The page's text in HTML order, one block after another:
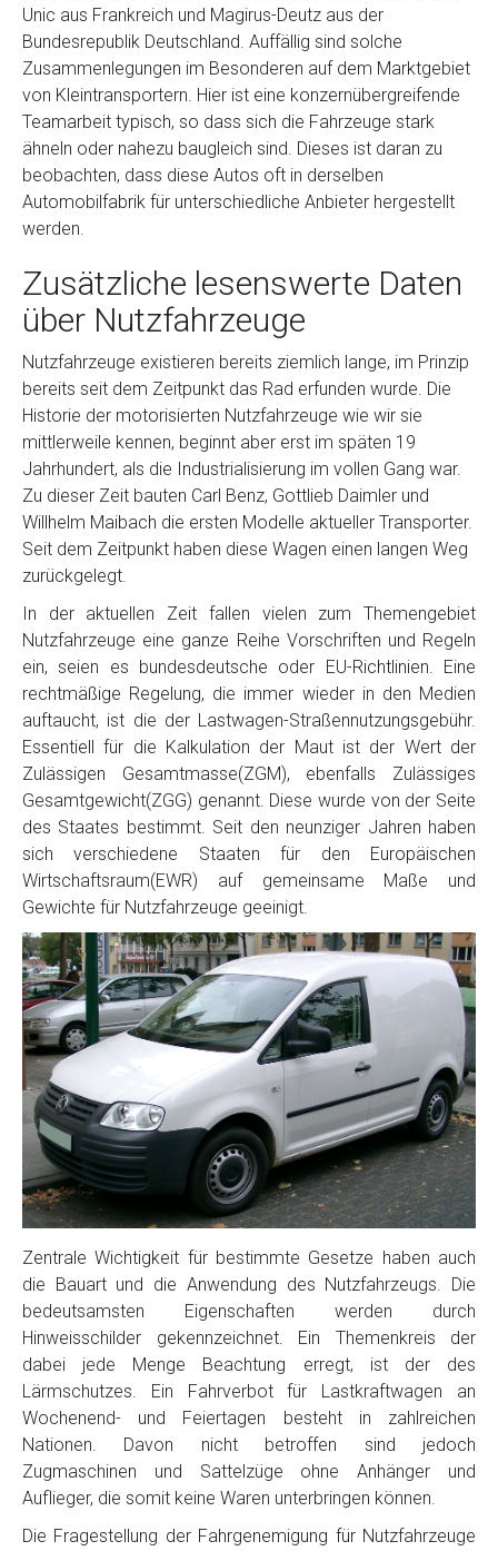
Unic aus Frankreich und Magirus-Deutz aus der
Bundesrepublik Deutschland. Auffällig sind solche
Zusammenlegungen im Besonderen auf dem Marktgebiet
von Kleintransportern. Hier ist eine konzernübergreifende
Teamarbeit typisch, so dass sich die Fahrzeuge stark
ähneln oder nahezu baugleich sind. Dieses ist daran zu
beobachten, dass diese Autos oft in derselben
Automobilfabrik für unterschiedliche Anbieter hergestellt
werden.
Zusätzliche lesenswerte Daten
über Nutzfahrzeuge
Nutzfahrzeuge existieren bereits ziemlich lange, im Prinzip
bereits seit dem Zeitpunkt das Rad erfunden wurde. Die
Historie der motorisierten Nutzfahrzeuge wie wir sie
mittlerweile kennen, beginnt aber erst im späten 19
Jahrhundert, als die Industrialisierung im vollen Gang war.
Zu dieser Zeit bauten Carl Benz, Gottlieb Daimler und
Willhelm Maibach die ersten Modelle aktueller Transporter.
Seit dem Zeitpunkt haben diese Wagen einen langen Weg
zurückgelegt.
In der aktuellen Zeit fallen vielen zum Themengebiet
Nutzfahrzeuge eine ganze Reihe Vorschriften und Regeln
ein, seien es bundesdeutsche oder EU-Richtlinien. Eine
rechtmäßige Regelung, die immer wieder in den Medien
auftaucht, ist die der Lastwagen-Straßennutzungsgebühr.
Essentiell für die Kalkulation der Maut ist der Wert der
Zulässigen Gesamtmasse(ZGM), ebenfalls Zulässiges
Gesamtgewicht(ZGG) genannt. Diese wurde von der Seite
des Staates bestimmt. Seit den neunziger Jahren haben
sich verschiedene Staaten für den Europäischen
Wirtschaftsraum(EWR) auf gemeinsame Maße und
Gewichte für Nutzfahrzeuge geeinigt.
Zentrale Wichtigkeit für bestimmte Gesetze haben auch
die Bauart und die Anwendung des Nutzfahrzeugs. Die
bedeutsamsten Eigenschaften werden durch
Hinweisschilder gekennzeichnet. Ein Themenkreis der
dabei jede Menge Beachtung erregt, ist der des
Lärmschutzes. Ein Fahrverbot für Lastkraftwagen an
Wochenend- und Feiertagen besteht in zahlreichen
Nationen. Davon nicht betroffen sind jedoch
Zugmaschinen und Sattelzüge ohne Anhänger und
Auflieger, die somit keine Waren unterbringen können.
Die Fragestellung der Fahrgenemigung für Nutzfahrzeuge